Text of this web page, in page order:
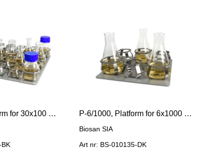
P-30/100, Platform for 30x100 ml flasks P-6/1000, Platform for 6x1000 ml flasks
Biosan SIA
Art nr: BS-010135-DK